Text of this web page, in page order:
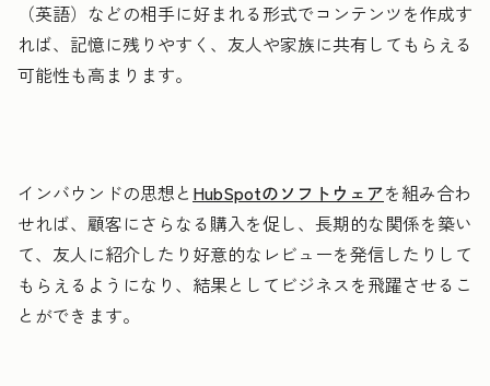
（英語）などの相手に好まれる形式でコンテンツを作成す
れば、記憶に残りやすく、友人や家族に共有してもらえる
可能性も高まります。
インバウンドの思想と HubSpotのソフトウェアを組み合わ
せれば、顧客にさらなる購入を促し、長期的な関係を築い
て、友人に紹介したり好意的なレビューを発信したりして
もらえるようになり、結果としてビジネスを飛躍させるこ
とができます。